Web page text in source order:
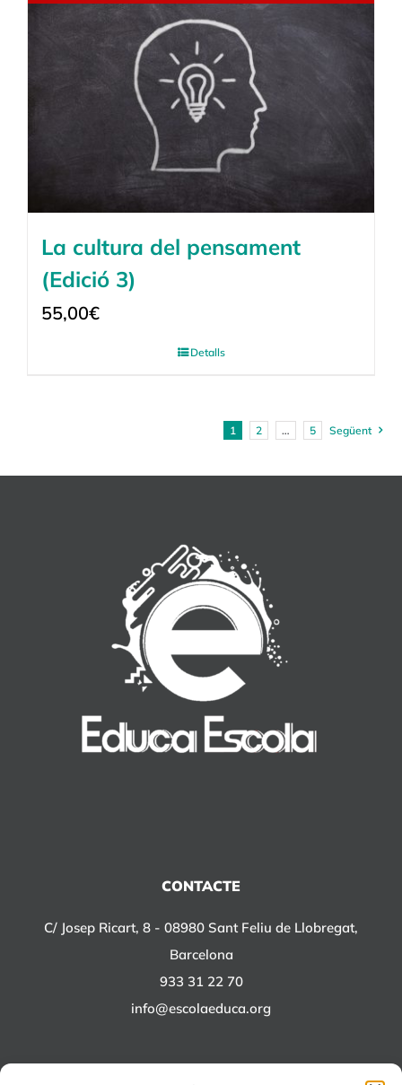
La cultura del pensament
(Edició 3)
55,00€
Detalls
1 2 … 5 Següent
CONTACTE
C/ Josep Ricart, 8 - 08980 Sant Feliu de Llobregat,
Barcelona
933 31 22 70
info@escolaeduca.org